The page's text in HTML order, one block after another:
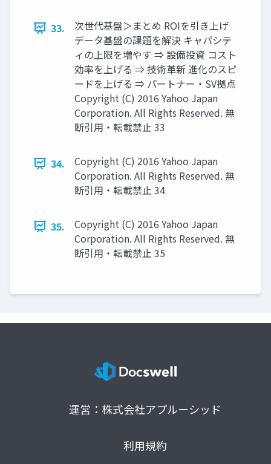
33.
次世代基盤＞まとめ ROIを引き上げ
データ基盤の課題を解決 キャパシテ
ィの上限を増やす ⇒ 設備投資 コスト
効率を上げる ⇒ 技術革新 進化のスピ
ードを上げる ⇒ パートナー・SV拠点
Copyright (C) 2016 Yahoo Japan
Corporation. All Rights Reserved. 無
断引用・転載禁止 33
34.
Copyright (C) 2016 Yahoo Japan
Corporation. All Rights Reserved. 無
断引用・転載禁止 34
35.
Copyright (C) 2016 Yahoo Japan
Corporation. All Rights Reserved. 無
断引用・転載禁止 35
運営：株式会社アプルーシッド
利用規約